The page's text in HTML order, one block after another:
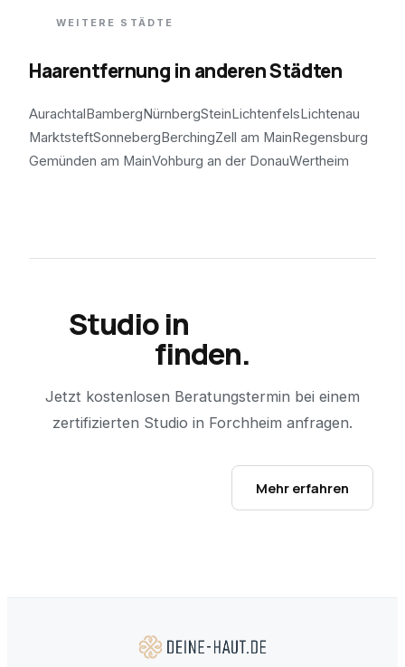
WEITERE STÄDTE
Haarentfernung in anderen Städten
AurachtalBambergNürnbergSteinLichtenfelsLichtenau
MarktsteftSonnebergBerchingZell am MainRegensburg
Gemünden am MainVohburg an der DonauWertheim
Studio in
finden.
Jetzt kostenlosen Beratungstermin bei einem
zertifizierten Studio in Forchheim anfragen.
Mehr erfahren